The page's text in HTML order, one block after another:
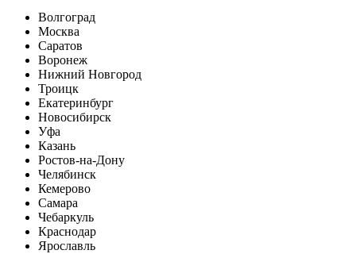
Волгоград
Москва
Саратов
Воронеж
Нижний Новгород
Троицк
Екатеринбург
Новосибирск
Уфа
Казань
Ростов-на-Дону
Челябинск
Кемерово
Самара
Чебаркуль
Краснодар
Ярославль